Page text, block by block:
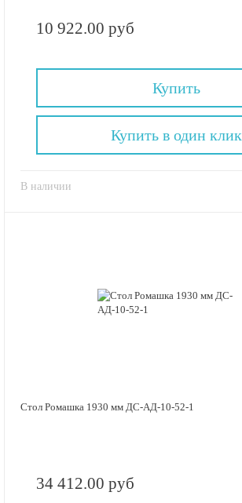
10 922.00 руб
Купить
В наличии
Купить в один клик
Стол Ромашка 1930 мм ДС-АД-10-52-1
34 412.00 руб